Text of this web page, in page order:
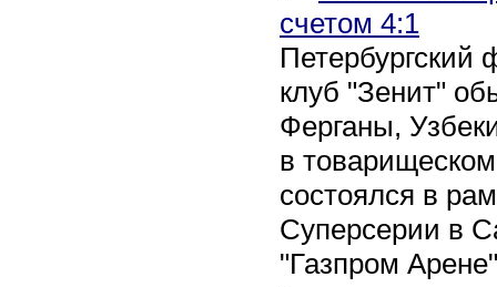
счетом 4:1
Петербургский
клуб "Зенит"
Ферганы,
в
состоялся в
Суперсерии в
"Газпром